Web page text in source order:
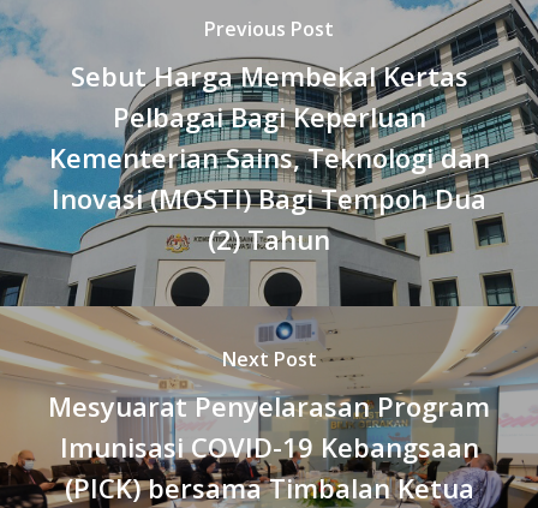
Previous Post
Sebut Harga Membekal Kertas
Pelbagai Bagi Keperluan
Kementerian Sains, Teknologi dan
Inovasi (MOSTI) Bagi Tempoh Dua
(2) Tahun
Next Post
Mesyuarat Penyelarasan Program
Imunisasi COVID-19 Kebangsaan
(PICK) bersama Timbalan Ketua